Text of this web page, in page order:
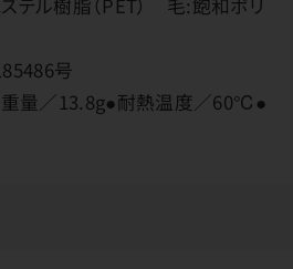
テル樹脂（PET） 毛:飽和ポリ
号
量／13.8g●耐熱温度／60℃●